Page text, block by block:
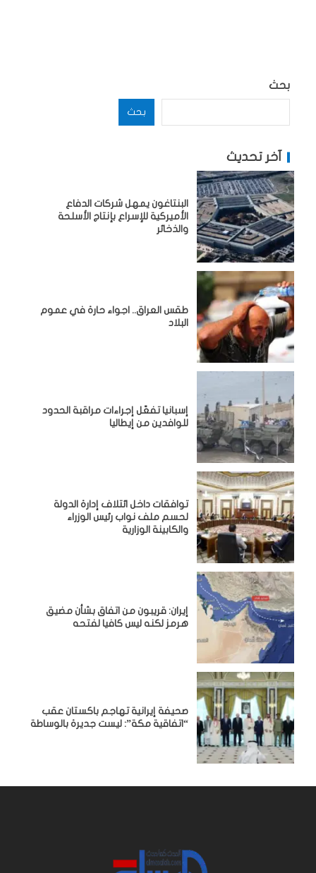
بحث
بحث
آخر تحديث
البنتاغون يمهل شركات الدفاع
الأميركية للإسراع بإنتاج الأسلحة
والذخائر
طقس العراق.. اجواء حارة في عموم
البلاد
إسبانيا تفعّل إجراءات مراقبة الحدود
للوافدين من إيطاليا
توافقات داخل ائتلاف إدارة الدولة
لحسم ملف نواب رئيس الوزراء
والكابينة الوزارية
إيران: قريبون من اتفاق بشأن مضيق
هرمز لكنه ليس كافيا لفتحه
صحيفة إيرانية تهاجم باكستان عقب
“اتفاقية مكة”: ليست جديرة بالوساطة